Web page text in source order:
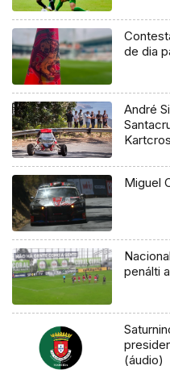
de dia
André
Miguel
penálti
(áudio)